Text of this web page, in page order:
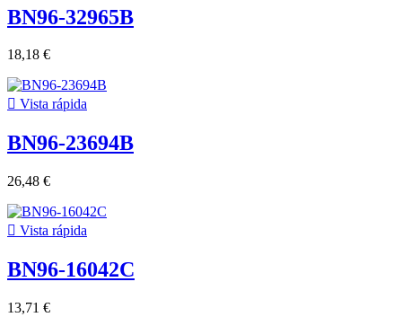
BN96-32965B
18,18 €
 Vista rápida
BN96-23694B
26,48 €
 Vista rápida
BN96-16042C
13,71 €